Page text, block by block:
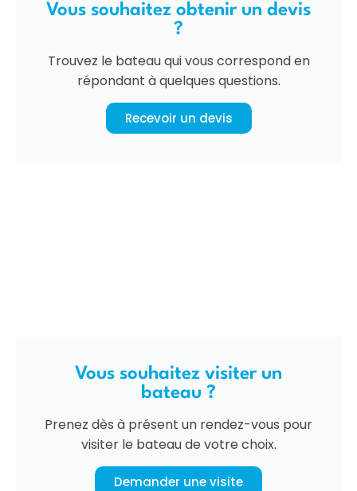
Vous souhaitez obtenir un devis
?
Trouvez le bateau qui vous correspond en
répondant à quelques questions.
Recevoir un devis
Vous souhaitez visiter un
bateau ?
Prenez dès à présent un rendez-vous pour
visiter le bateau de votre choix.
Demander une visite